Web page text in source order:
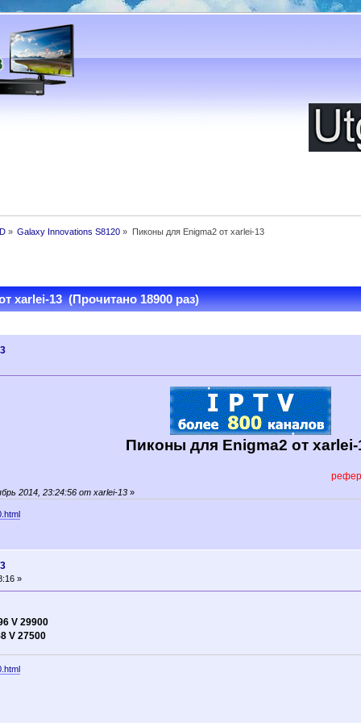
» Galaxy Innovations S8120 » Пиконы для Enigma2 от xarlei-13
xarlei-13 (Прочитано 18900 раз)
Пиконы для Enigma2 от xarlei-
референс
2014, 23:24:56 от xarlei-13»
»
V 29900
V 27500